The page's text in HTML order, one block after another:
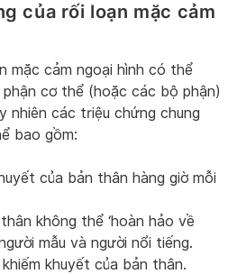
của rối loạn mặc cảm
mặc cảm ngoại hình có thể
cơ thể (hoặc các bộ phận)
nhiên các triệu chứng chung
bao gồm:
của bản thân hàng giờ mỗi
không thể ‘hoàn hảo về
mẫu và người nổi tiếng.
khuyết của bản thân.